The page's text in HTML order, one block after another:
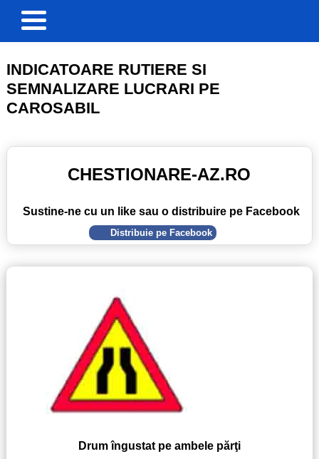
INDICATOARE RUTIERE SI
SEMNALIZARE LUCRARI PE
CAROSABIL
CHESTIONARE-AZ.RO
Sustine-ne cu un like sau o distribuire pe Facebook
Distribuie pe Facebook
Drum îngustat pe ambele părţi